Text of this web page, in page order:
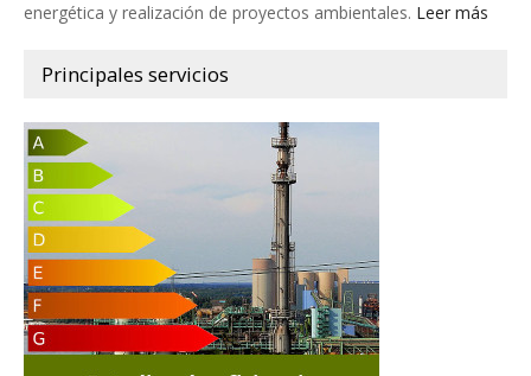
energética y realización de proyectos ambientales. Leer más
Principales servicios